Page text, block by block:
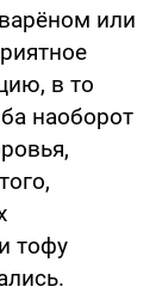
или
в то
наоборот
тофу